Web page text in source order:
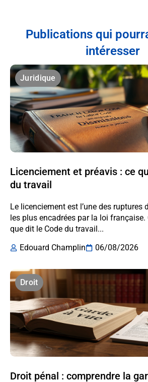
Publications qui
intéresser
Juridique
Licenciement et préavis : ce
du travail
Le licenciement est l’une des ruptures
les plus encadrées par la loi française.
que dit le Code du travail...
Edouard Champlin
06/08/2026
Droit
Droit pénal : comprendre la